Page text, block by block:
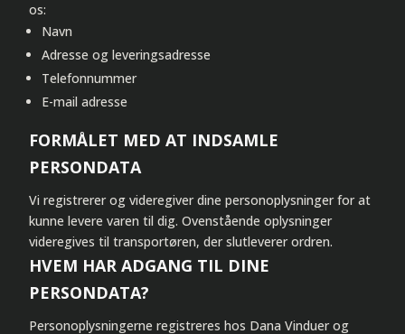
os:
Navn
Adresse og leveringsadresse
Telefonnummer
E-mail adresse
FORMÅLET MED AT INDSAMLE
PERSONDATA
Vi registrerer og videregiver dine personoplysninger for at
kunne levere varen til dig. Ovenstående oplysninger
videregives til transportøren, der slutleverer ordren.
HVEM HAR ADGANG TIL DINE
PERSONDATA?
Personoplysningerne registreres hos Dana Vinduer og